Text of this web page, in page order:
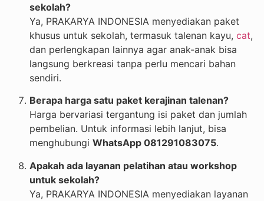
sekolah?
Ya, PRAKARYA INDONESIA menyediakan paket
khusus untuk sekolah, termasuk talenan kayu, cat,
dan perlengkapan lainnya agar anak-anak bisa
langsung berkreasi tanpa perlu mencari bahan
sendiri.
Berapa harga satu paket kerajinan talenan?
Harga bervariasi tergantung isi paket dan jumlah
pembelian. Untuk informasi lebih lanjut, bisa
menghubungi WhatsApp 081291083075.
Apakah ada layanan pelatihan atau workshop
untuk sekolah?
Ya, PRAKARYA INDONESIA menyediakan layanan